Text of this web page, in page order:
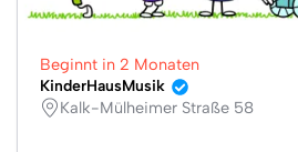
Beginnt in 2 Monaten
KinderHausMusik
Kalk-Mülheimer Straße 58